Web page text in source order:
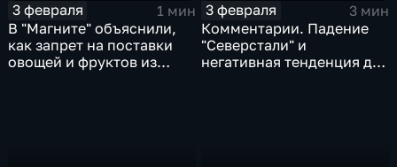
3 февраля
1 мин
В "Магните" объяснили,
как запрет на поставки
овощей и фруктов из
3 февраля
3 мин
Комментарии. Падение
"Северстали" и
негативная тенденция для